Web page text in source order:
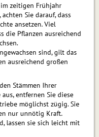
im zeitigen Frühjahr
Sie darauf, dass
ansetzen. Viel
die Pflanzen ausreichend
sind, gilt das
ausreichend großen
Stämmen Ihrer
entfernen Sie diese
möglichst zügig. Sie
nur unnötig Kraft.
lassen sie sich leicht mit